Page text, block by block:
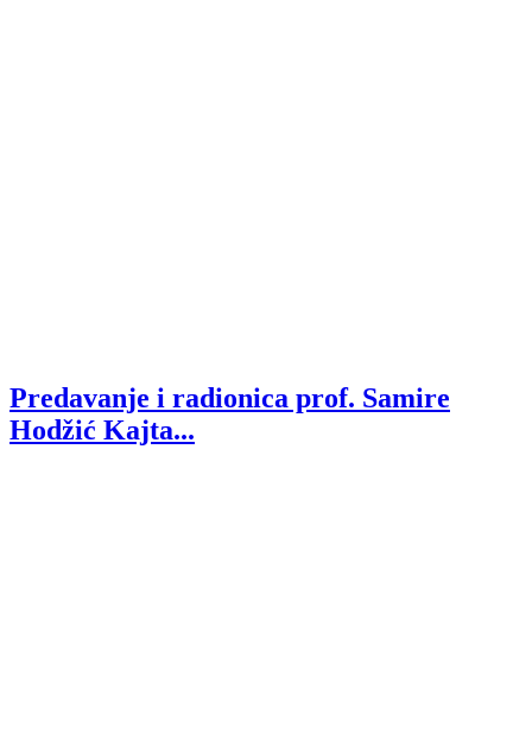
Predavanje i radionica prof. Samire
Hodžić Kajta...